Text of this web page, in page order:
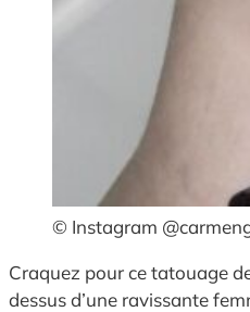
© Instagram
Craquez pour ce tatouage
dessus d’une ravissante